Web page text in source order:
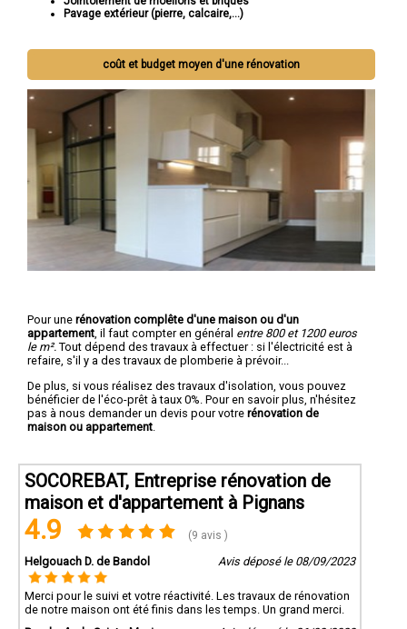
Pavage extérieur (pierre, calcaire,...)
coût et budget moyen d'une rénovation
Pour une rénovation complête d'une maison ou d'un
appartement , il faut compter en général entre 800 et 1200 euros
le m². Tout dépend des travaux à effectuer : si l'électricité est à
refaire, s'il y a des travaux de plomberie à prévoir...
De plus, si vous réalisez des travaux d'isolation, vous pouvez
bénéficier de l'éco-prêt à taux 0%. Pour en savoir plus, n'hésitez
pas à nous demander un devis pour votre rénovation de
maison ou appartement
SOCOREBAT, Entreprise rénovation de
maison et d'appartement à Pignans
4.9 (9 avis )
Helgouach D. de Bandol Avis déposé le 08/09/2023
Merci pour le suivi et votre réactivité. Les travaux de rénovation
de notre maison ont été finis dans les temps. Un grand merci.